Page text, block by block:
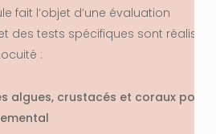
fait l’objet d’une évaluation
des tests spécifiques sont réalisés
:
algues, crustacés et coraux pour